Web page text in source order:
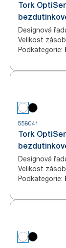
Tork
Designová
Velikost
Podkategorie:
558041
Tork
Designová
Velikost
Podkategorie: